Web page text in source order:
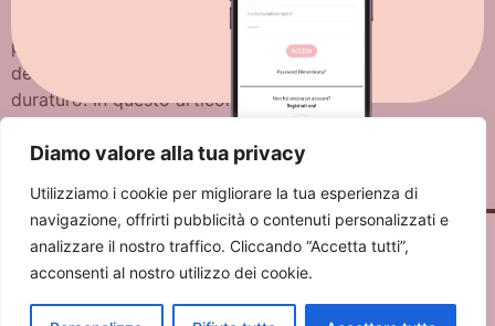
Diamo valore alla tua privacy
Utilizziamo i cookie per migliorare la tua esperienza di
navigazione, offrirti pubblicità o contenuti personalizzati e
analizzare il nostro traffico. Cliccando “Accetta tutti”,
acconsenti al nostro utilizzo dei cookie.
L’henné per sopracciglia sta guadagnando sempre più
popolarità nei centri estetici per la sua capacità di
definire e migliorare lo sguardo in modo naturale e
duraturo. In questo articolo esploreremo le
benefici e come può trasformare il tuo look con un
- 20089 ROZZANO (MI) - P.IVA 12700830966